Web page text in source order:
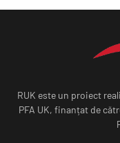
RUK este un proiect
PFA UK, finanțat de